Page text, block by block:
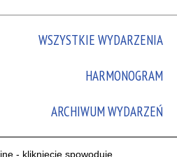
WSZYSTKIE WYDARZENIA
HARMONOGRAM
ARCHIWUM WYDARZEŃ